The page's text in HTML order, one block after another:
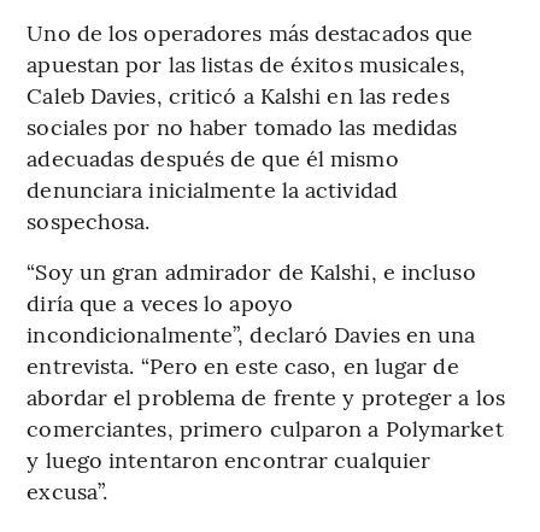
Uno de los operadores más destacados que
apuestan por las listas de éxitos musicales,
Caleb Davies, criticó a Kalshi en las redes
sociales por no haber tomado las medidas
adecuadas después de que él mismo
denunciara inicialmente la actividad
sospechosa.
“Soy un gran admirador de Kalshi, e incluso
diría que a veces lo apoyo
incondicionalmente”, declaró Davies en una
entrevista. “Pero en este caso, en lugar de
abordar el problema de frente y proteger a los
comerciantes, primero culparon a Polymarket
y luego intentaron encontrar cualquier
excusa”.